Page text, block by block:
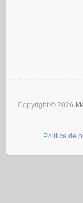
Copyright © 2026
Política de